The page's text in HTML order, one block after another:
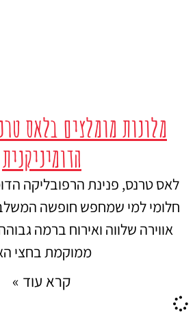
מלונות מומלצים בלאס
הדומיניקנית
לאס טרנס, פנינת הרפובליקה
חלומי למי שמחפש חופשה
אווירה שלווה ואירוח ברמה
ממוקמת בחצי
קרא עוד »